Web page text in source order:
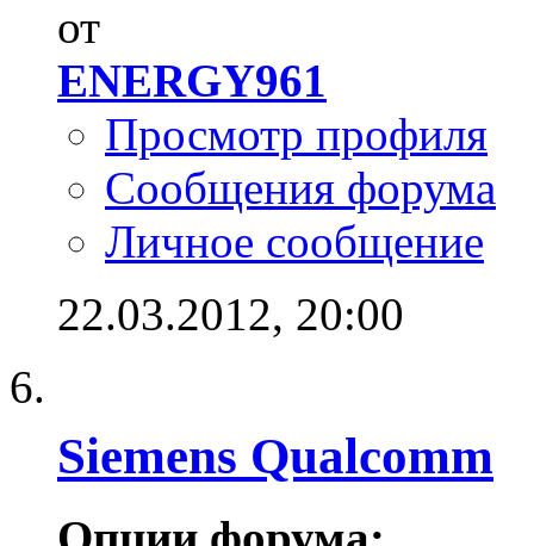
от
ENERGY961
Просмотр профиля
Сообщения форума
Личное сообщение
22.03.2012, 20:00
Siemens Qualcomm